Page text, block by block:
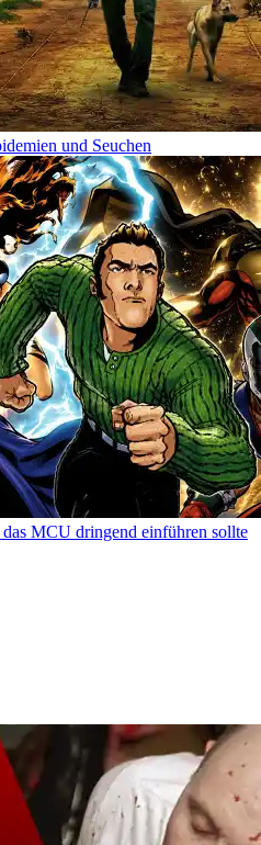
und Seuchen
das MCU dringend einführen sollte